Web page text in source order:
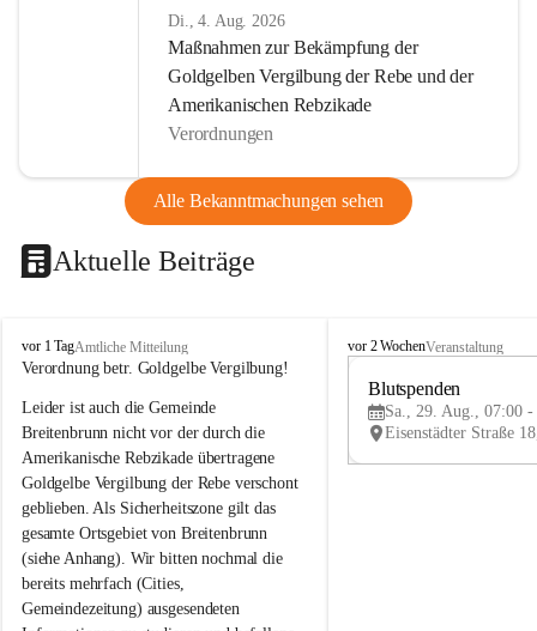
Di., 4. Aug. 2026
Maßnahmen zur Bekämpfung der
Goldgelben Vergilbung der Rebe und der
Amerikanischen Rebzikade
Verordnungen
Alle Bekanntmachungen sehen
Aktuelle Beiträge
B
r
i
t
e
n
b
r
u
n
n
a
vor 1 TagAmtliche Mitteilung
Verordnung betr. Goldgelbe Vergilbung!
Leider ist auch die Gemeinde
Breitenbrunn nicht vor der durch die
Amerikanische Rebzikade übertragene
Goldgelbe Vergilbung der Rebe verschont
geblieben. Als Sicherheitszone gilt das
gesamte Ortsgebiet von Breitenbrunn
(siehe Anhang). Wir bitten nochmal die
bereits mehrfach (Cities,
Gemeindezeitung) ausgesendeten
B
e
vor 2 WochenVeranstaltung
Blutspenden
Sa., 29. Aug., 07:00 -